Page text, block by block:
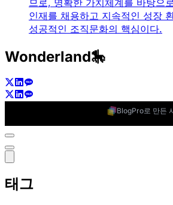
인재를 채용하고 지속적인 성장
성공적인 조직문화의 핵심이다.
Wonderland🎠
BlogPro로 만든
태그